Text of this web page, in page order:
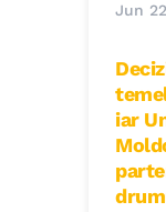
Jun
iar